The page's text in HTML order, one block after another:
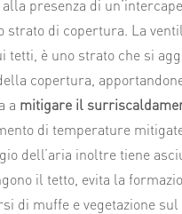
presenza di
strato di copertura. La
tetti, è uno strato che si
copertura,
a mitigare il
di temperature
dell’aria inoltre tiene
il tetto, evita la
di muffe e vegetazione sul